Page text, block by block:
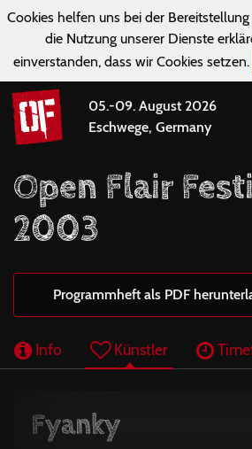
Cookies helfen uns bei der
die Nutzung unserer Dienste
einverstanden, dass wir Cookies setzen.
05.-09. August 2026
Eschwege, Germany
Open Flair
2003
Programmheft als PDF
Info Künstler
Fyanky